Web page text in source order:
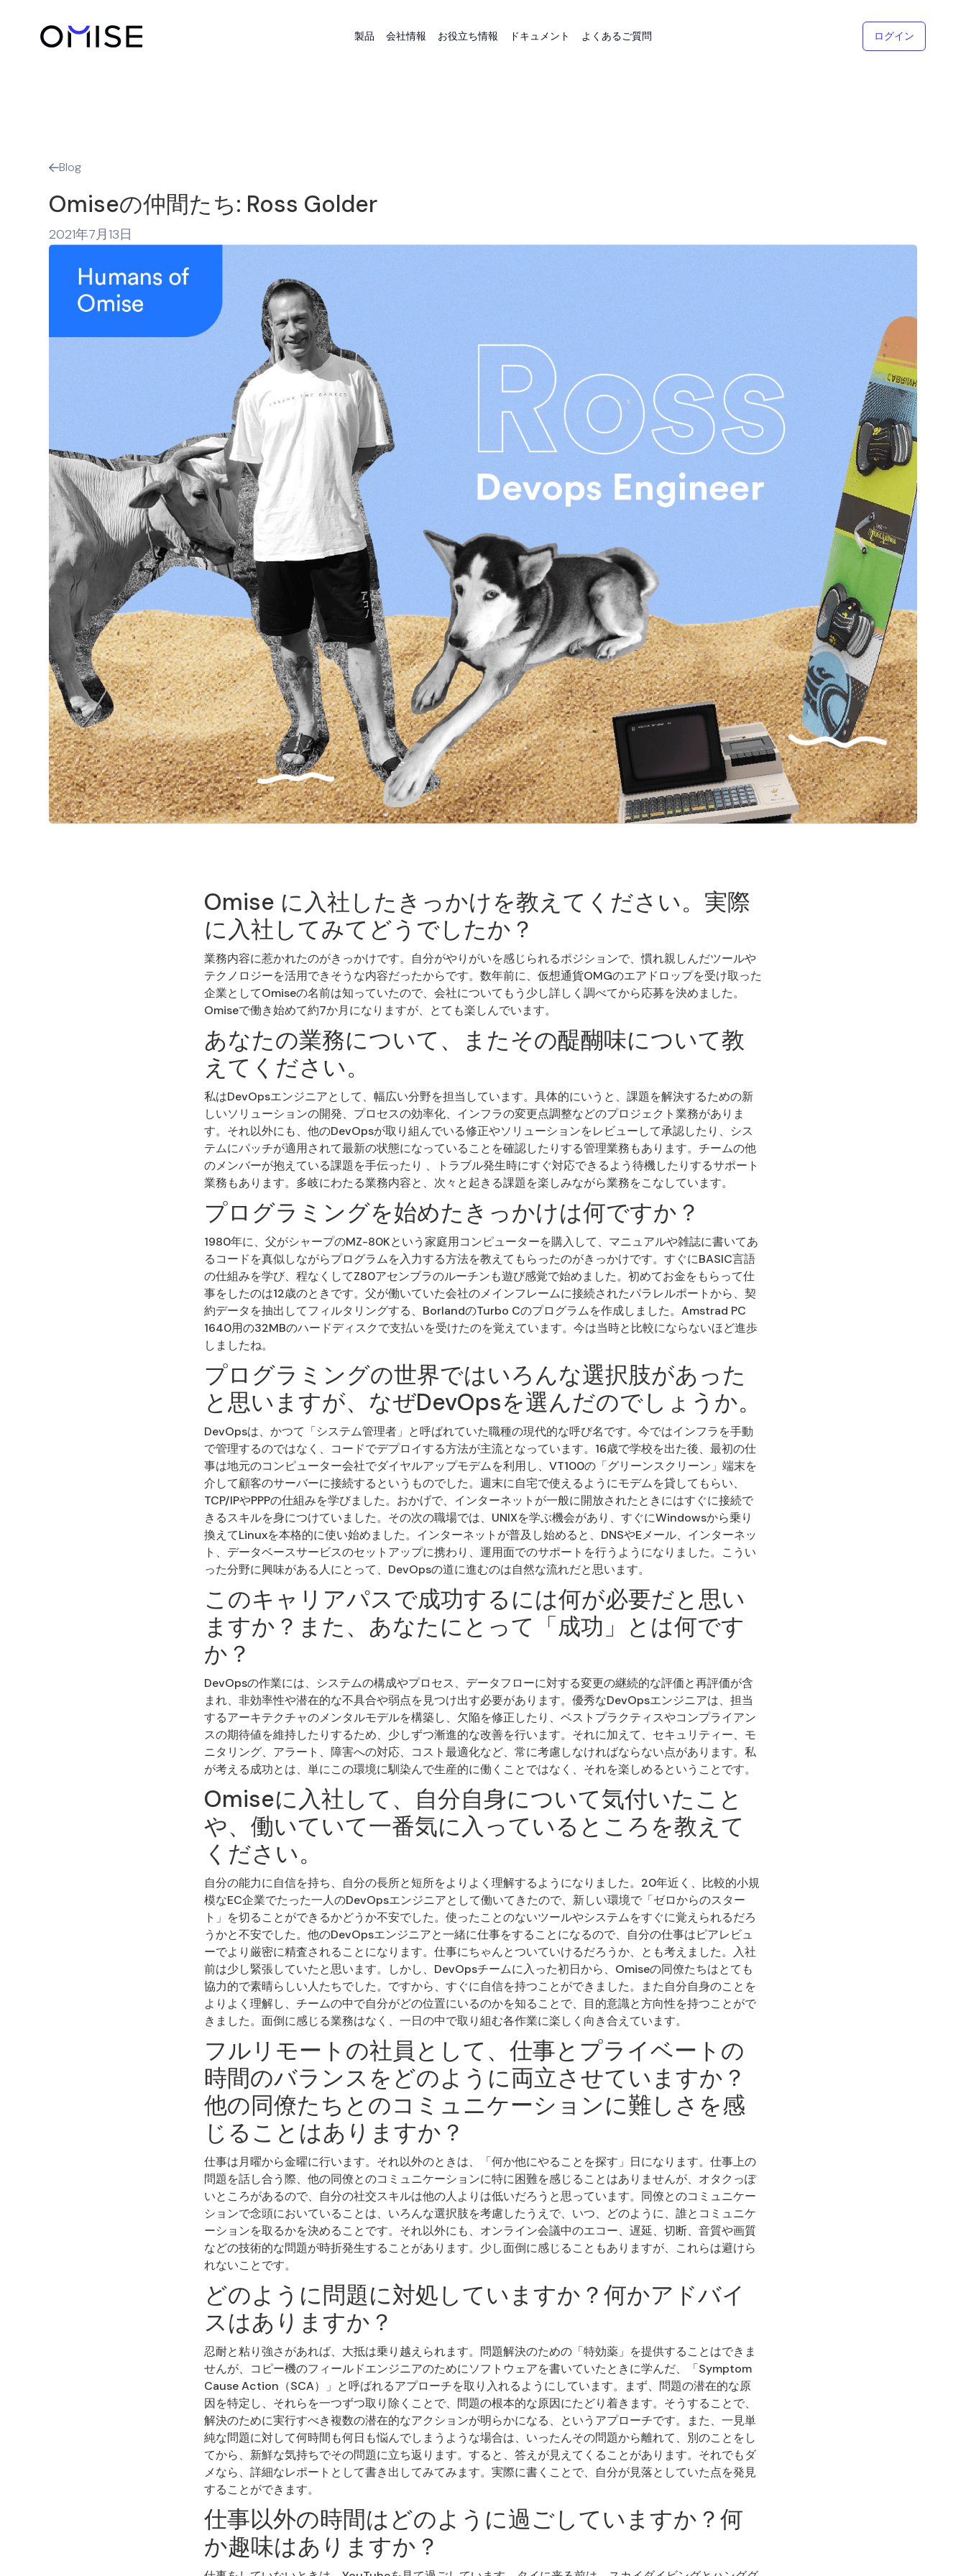
製品 会社情報 お役立ち情報 ドキュメント よくあるご質問 ログイン
Blog
Omiseの仲間たち: Ross Golder
2021年7月13日
Omise に入社したきっかけを教えてください。実際
に入社してみてどうでしたか？
業務内容に惹かれたのがきっかけです。自分がやりがいを感じられるポジションで、慣れ親しんだツールや
テクノロジーを活用できそうな内容だったからです。数年前に、仮想通貨OMGのエアドロップを受け取った
企業としてOmiseの名前は知っていたので、会社についてもう少し詳しく調べてから応募を決めました。
Omiseで働き始めて約7か月になりますが、とても楽しんでいます。
あなたの業務について、またその醍醐味について教
えてください。
私はDevOpsエンジニアとして、幅広い分野を担当しています。具体的にいうと、課題を解決するための新
しいソリューションの開発、プロセスの効率化、インフラの変更点調整などのプロジェクト業務がありま
す。それ以外にも、他のDevOpsが取り組んでいる修正やソリューションをレビューして承認したり、シス
テムにパッチが適用されて最新の状態になっていることを確認したりする管理業務もあります。チームの他
のメンバーが抱えている課題を手伝ったり 、トラブル発生時にすぐ対応できるよう待機したりするサポート
業務もあります。多岐にわたる業務内容と、次々と起きる課題を楽しみながら業務をこなしています。
プログラミングを始めたきっかけは何ですか？
1980年に、父がシャープのMZ-80Kという家庭用コンピューターを購入して、マニュアルや雑誌に書いてあ
るコードを真似しながらプログラムを入力する方法を教えてもらったのがきっかけです。すぐにBASIC言語
の仕組みを学び、程なくしてZ80アセンブラのルーチンも遊び感覚で始めました。初めてお金をもらって仕
事をしたのは12歳のときです。父が働いていた会社のメインフレームに接続されたパラレルポートから、契
約データを抽出してフィルタリングする、BorlandのTurbo Cのプログラムを作成しました。Amstrad PC
1640用の32MBのハードディスクで支払いを受けたのを覚えています。今は当時と比較にならないほど進歩
しましたね。
プログラミングの世界ではいろんな選択肢があった
と思いますが、なぜDevOpsを選んだのでしょうか。
DevOpsは、かつて「システム管理者」と呼ばれていた職種の現代的な呼び名です。今ではインフラを手動
で管理するのではなく、コードでデプロイする方法が主流となっています。16歳で学校を出た後、最初の仕
事は地元のコンピューター会社でダイヤルアップモデムを利用し、VT100の「グリーンスクリーン」端末を
介して顧客のサーバーに接続するというものでした。週末に自宅で使えるようにモデムを貸してもらい、
TCP/IPやPPPの仕組みを学びました。おかげで、インターネットが一般に開放されたときにはすぐに接続で
きるスキルを身につけていました。その次の職場では、UNIXを学ぶ機会があり、すぐにWindowsから乗り
換えてLinuxを本格的に使い始めました。インターネットが普及し始めると、DNSやEメール、インターネッ
ト、データベースサービスのセットアップに携わり、運用面でのサポートを行うようになりました。こうい
った分野に興味がある人にとって、DevOpsの道に進むのは自然な流れだと思います。
このキャリアパスで成功するには何が必要だと思い
ますか？また、あなたにとって「成功」とは何です
か？
DevOpsの作業には、システムの構成やプロセス、データフローに対する変更の継続的な評価と再評価が含
まれ、非効率性や潜在的な不具合や弱点を見つけ出す必要があります。優秀なDevOpsエンジニアは、担当
するアーキテクチャのメンタルモデルを構築し、欠陥を修正したり、ベストプラクティスやコンプライアン
スの期待値を維持したりするため、少しずつ漸進的な改善を行います。それに加えて、セキュリティー、モ
ニタリング、アラート、障害への対応、コスト最適化など、常に考慮しなければならない点があります。私
が考える成功とは、単にこの環境に馴染んで生産的に働くことではなく、それを楽しめるということです。
Omiseに入社して、自分自身について気付いたこと
や、働いていて一番気に入っているところを教えて
ください。
自分の能力に自信を持ち、自分の長所と短所をよりよく理解するようになりました。20年近く、比較的小規
模なEC企業でたった一人のDevOpsエンジニアとして働いてきたので、新しい環境で「ゼロからのスター
ト」を切ることができるかどうか不安でした。使ったことのないツールやシステムをすぐに覚えられるだろ
うかと不安でした。他のDevOpsエンジニアと一緒に仕事をすることになるので、自分の仕事はピアレビュ
ーでより厳密に精査されることになります。仕事にちゃんとついていけるだろうか、とも考えました。入社
前は少し緊張していたと思います。しかし、DevOpsチームに入った初日から、Omiseの同僚たちはとても
協力的で素晴らしい人たちでした。ですから、すぐに自信を持つことができました。また自分自身のことを
よりよく理解し、チームの中で自分がどの位置にいるのかを知ることで、目的意識と方向性を持つことがで
きました。面倒に感じる業務はなく、一日の中で取り組む各作業に楽しく向き合えています。
フルリモートの社員として、仕事とプライベートの
時間のバランスをどのように両立させていますか？
他の同僚たちとのコミュニケーションに難しさを感
じることはありますか？
仕事は月曜から金曜に行います。それ以外のときは、「何か他にやることを探す」日になります。仕事上の
問題を話し合う際、他の同僚とのコミュニケーションに特に困難を感じることはありませんが、オタクっぽ
いところがあるので、自分の社交スキルは他の人よりは低いだろうと思っています。同僚とのコミュニケー
ションで念頭においていることは、いろんな選択肢を考慮したうえで、いつ、どのように、誰とコミュニケ
ーションを取るかを決めることです。それ以外にも、オンライン会議中のエコー、遅延、切断、音質や画質
などの技術的な問題が時折発生することがあります。少し面倒に感じることもありますが、これらは避けら
れないことです。
どのように問題に対処していますか？何かアドバイ
スはありますか？
忍耐と粘り強さがあれば、大抵は乗り越えられます。問題解決のための「特効薬」を提供することはできま
せんが、コピー機のフィールドエンジニアのためにソフトウェアを書いていたときに学んだ、「Symptom
Cause Action（SCA）」と呼ばれるアプローチを取り入れるようにしています。まず、問題の潜在的な原
因を特定し、それらを一つずつ取り除くことで、問題の根本的な原因にたどり着きます。そうすることで、
解決のために実行すべき複数の潜在的なアクションが明らかになる、というアプローチです。また、一見単
純な問題に対して何時間も何日も悩んでしまうような場合は、いったんその問題から離れて、別のことをし
てから、新鮮な気持ちでその問題に立ち返ります。すると、答えが見えてくることがあります。それでもダ
メなら、詳細なレポートとして書き出してみてみます。実際に書くことで、自分が見落としていた点を発見
することができます。
仕事以外の時間はどのように過ごしていますか？何
か趣味はありますか？